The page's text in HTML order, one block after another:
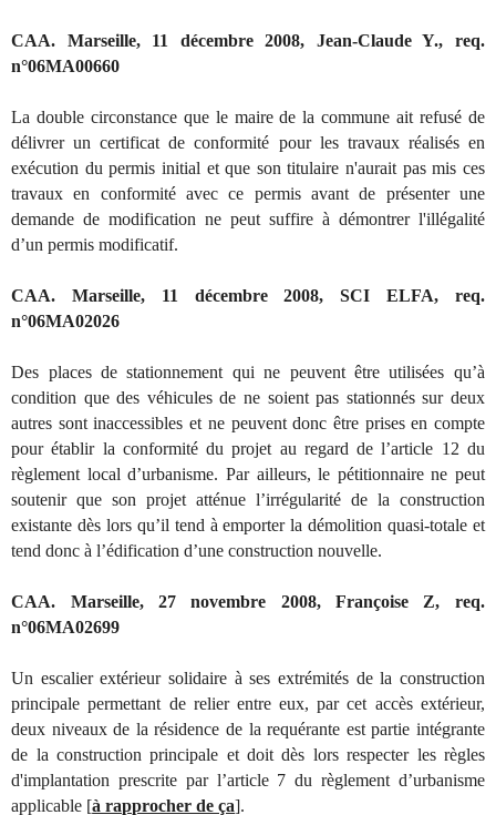
CAA. Marseille, 11 décembre 2008, Jean-Claude Y., req.
n°06MA00660
La double circonstance que le maire de la commune ait refusé de
délivrer un certificat de conformité pour les travaux réalisés en
exécution du permis initial et que son titulaire n'aurait pas mis ces
travaux en conformité avec ce permis avant de présenter une
demande de modification ne peut suffire à démontrer l'illégalité
d’un permis modificatif.
CAA. Marseille, 11 décembre 2008, SCI ELFA, req.
n°06MA02026
Des places de stationnement qui ne peuvent être utilisées qu’à
condition que des véhicules de ne soient pas stationnés sur deux
autres sont inaccessibles et ne peuvent donc être prises en compte
pour établir la conformité du projet au regard de l’article 12 du
règlement local d’urbanisme. Par ailleurs, le pétitionnaire ne peut
soutenir que son projet atténue l’irrégularité de la construction
existante dès lors qu’il tend à emporter la démolition quasi-totale et
tend donc à l’édification d’une construction nouvelle.
CAA. Marseille, 27 novembre 2008, Françoise Z, req.
n°06MA02699
Un escalier extérieur solidaire à ses extrémités de la construction
principale permettant de relier entre eux, par cet accès extérieur,
deux niveaux de la résidence de la requérante est partie intégrante
de la construction principale et doit dès lors respecter les règles
d'implantation prescrite par l’article 7 du règlement d’urbanisme
applicable [à rapprocher de ça].